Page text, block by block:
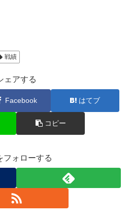
戦績
ェアする
Facebook はてブ
コピー
フォローする